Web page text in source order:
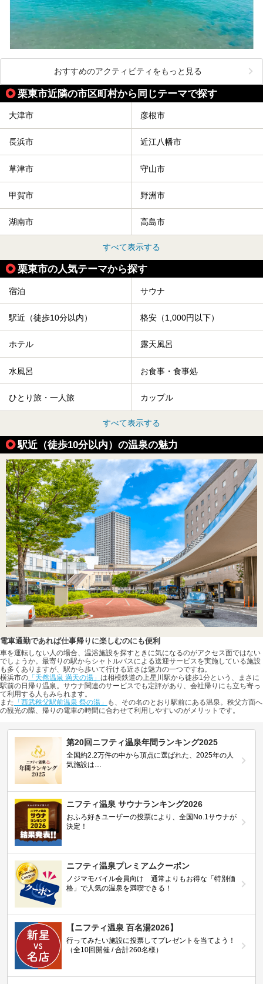
おすすめのアクティビティをもっと見る
栗東市近隣の市区町村から同じテーマで探す
大津市 彦根市
長浜市 近江八幡市
草津市 守山市
甲賀市 野洲市
湖南市 高島市
すべて表示する
栗東市の人気テーマから探す
宿泊 サウナ
駅近（徒歩10分以内） 格安（1,000円以下）
ホテル 露天風呂
水風呂 お食事・食事処
ひとり旅・一人旅 カップル
すべて表示する
駅近（徒歩10分以内）の温泉の魅力
電車通勤であれば仕事帰りに楽しむのにも便利
車を運転しない人の場合、温浴施設を探すときに気になるのがアクセス面ではない
でしょうか。最寄りの駅からシャトルバスによる送迎サービスを実施している施設
も多くありますが、駅から歩いて行ける近さは魅力の一つですね。
横浜市の 「天然温泉 満天の湯」 は相模鉄道の上星川駅から徒歩1分という、まさに
駅前の日帰り温泉。サウナ関連のサービスでも定評があり、会社帰りにも立ち寄っ
て利用する人もみられます。
また 「西武秩父駅前温泉 祭の湯」
も、その名のとおり駅前にある温泉。秩父方面へ
の観光の際、帰りの電車の時間に合わせて利用しやすいのがメリットです。
第20回ニフティ温泉年間ランキング2025
全国約2.2万件の中から頂点に選ばれた、2025年の人
気施設は…
ニフティ温泉 サウナランキング2026
おふろ好きユーザーの投票により、全国No.1サウナが
決定！
ニフティ温泉プレミアムクーポン
ノジマモバイル会員向け 通常よりもお得な「特別価
格」で人気の温泉を満喫できる！
【ニフティ温泉 百名湯2026】
行ってみたい施設に投票してプレゼントを当てよう！
（全10回開催 / 合計260名様）